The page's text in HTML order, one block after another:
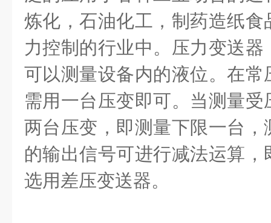
炼化，石油化工，制药造纸
力控制的行业中。压力变送
可以测量设备内的液位。在
需用一台压变即可。当测量
两台压变，即测量下限一台
的输出信号可进行减法运算
选用差压变送器。